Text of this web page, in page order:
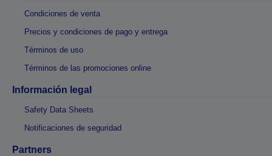
Condiciones de venta
Precios y condiciones de pago y entrega
Términos de uso
Términos de las promociones online
Información legal
Safety Data Sheets
Notificaciones de seguridad
Partners